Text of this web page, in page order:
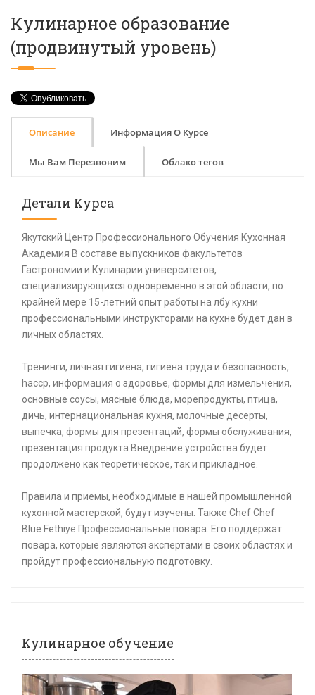
Кулинарное образование
(продвинутый уровень)
Описание Информация О Курсе
Мы Вам Перезвоним Облако тегов
Детали Курса
Якутский Центр Профессионального Обучения Кухонная
Академия В составе выпускников факультетов
Гастрономии и Кулинарии университетов,
специализирующихся одновременно в этой области, по
крайней мере 15-летний опыт работы на лбу кухни
профессиональными инструкторами на кухне будет дан в
личных областях.
Тренинги, личная гигиена, гигиена труда и безопасность,
haccp, информация о здоровье, формы для измельчения,
основные соусы, мясные блюда, морепродукты, птица,
дичь, интернациональная кухня, молочные десерты,
выпечка, формы для презентаций, формы обслуживания,
презентация продукта Внедрение устройства будет
продолжено как теоретическое, так и прикладное.
Правила и приемы, необходимые в нашей промышленной
кухонной мастерской, будут изучены. Также Chef Chef
Blue Fethiye Профессиональные повара. Его поддержат
повара, которые являются экспертами в своих областях и
пройдут профессиональную подготовку.
Кулинарное обучение